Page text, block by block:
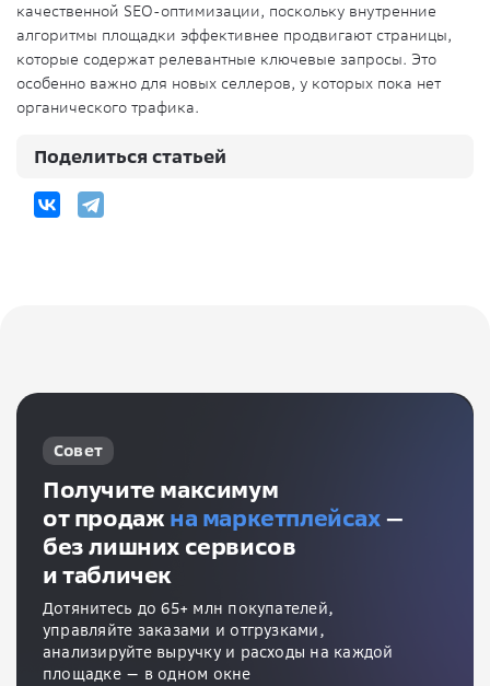
качественной SEO-оптимизации, поскольку внутренние
алгоритмы площадки эффективнее продвигают страницы,
которые содержат релевантные ключевые запросы. Это
особенно важно для новых селлеров, у которых пока нет
органического трафика.
Поделиться статьей
Совет
Получите максимум
от продаж на маркетплейсах—
без лишних сервисов
и табличек
Дотянитесь до 65+ млн покупателей,
управляйте заказами и отгрузками,
анализируйте выручку и расходы на каждой
площадке — в одном окне